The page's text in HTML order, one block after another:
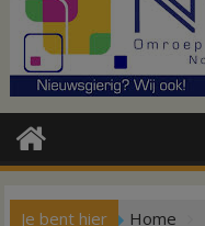
Je bent hier Home